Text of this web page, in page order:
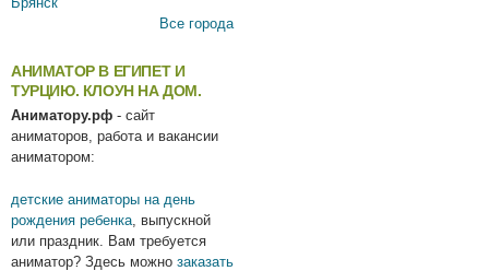
Все города
АНИМАТОР В ЕГИПЕТ И
ТУРЦИЮ. КЛОУН НА ДОМ.
Аниматору.рф - сайт
аниматоров, работа и вакансии
аниматором:
детские аниматоры на день
рождения ребенка , выпускной
или праздник. Вам требуется
аниматор? Здесь можно заказать